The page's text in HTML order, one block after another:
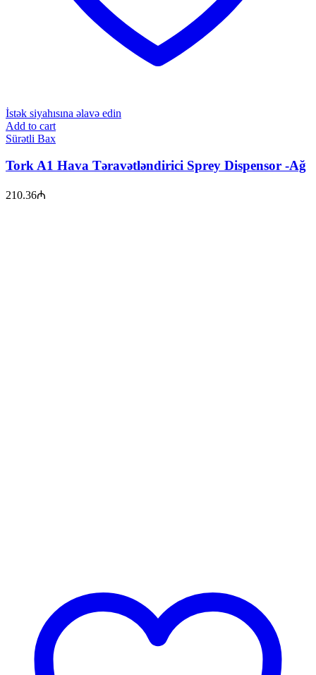
İstək siyahısına əlavə edin
Add to cart
Sürətli Bax
Tork A1 Hava Təravətləndirici Sprey Dispensor -Ağ
210.36₼